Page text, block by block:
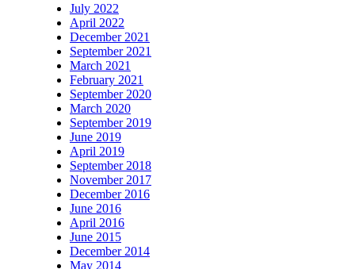
July 2022
April 2022
December 2021
September 2021
March 2021
February 2021
September 2020
March 2020
September 2019
June 2019
April 2019
September 2018
November 2017
December 2016
June 2016
April 2016
June 2015
December 2014
May 2014